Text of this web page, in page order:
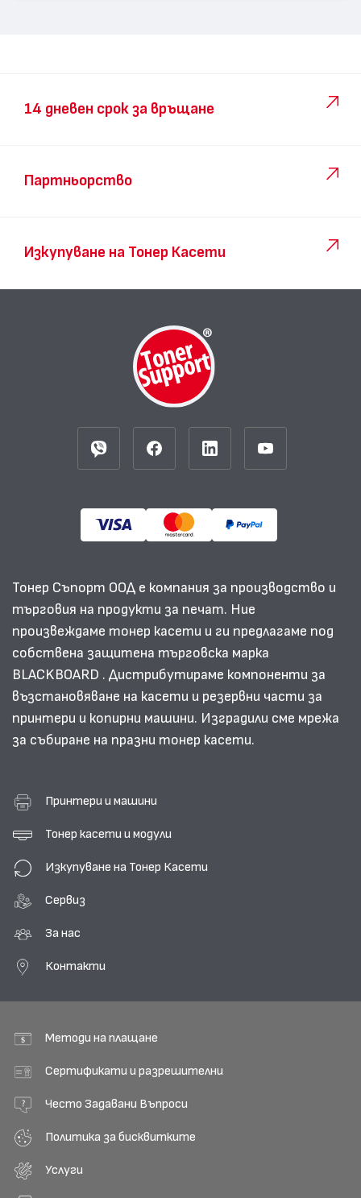
14 дневен срок за връщане
Партньорство
Изкупуване на Тонер Касети
Тонер Съпорт ООД е компания за производство и
търговия на продукти за печат. Ние
произвеждаме тонер касети и ги предлагаме под
собствена защитена търговска марка
BLACKBOARD . Дистрибутираме компоненти за
възстановяване на касети и резервни части за
принтери и копирни машини. Изградили сме мрежа
за събиране на празни тонер касети.
Принтери и машини
Тонер касети и модули
Изкупуване на Тонер Касети
Сервиз
За нас
Контакти
Методи на плащане
Сертификати и разрешителни
Често Задавани Въпроси
Политика за бисквитките
Услуги